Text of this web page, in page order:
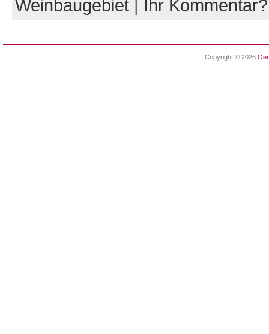
Weinbaugebiet| Ihr Kommentar?
Copyright © 2026